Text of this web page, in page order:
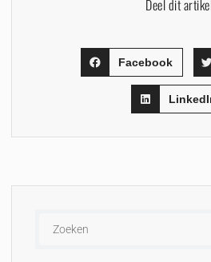
Deel dit artikel
Facebook